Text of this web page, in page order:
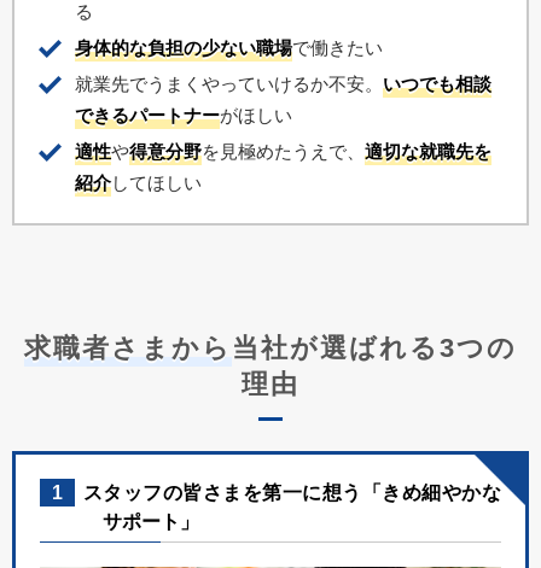
る
身体的な負担の少ない職場で働きたい
就業先でうまくやっていけるか不安。 いつでも相談
できるパートナーがほしい
適性や得意分野を見極めたうえで、 適切な就職先を
紹介してほしい
求職者さまから 当社が選ばれる3つの
理由
1
スタッフの皆さまを第一に想う「きめ細やかな
サポート」